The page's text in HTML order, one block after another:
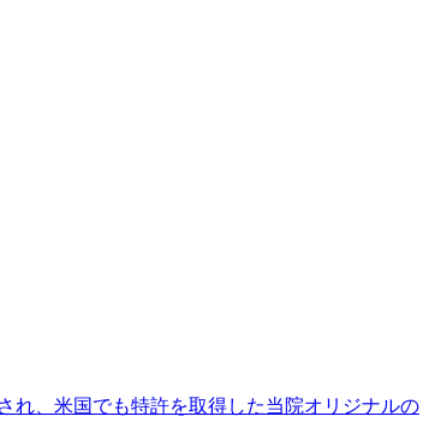
れ、米国でも特許を取得した当院オリジナルの